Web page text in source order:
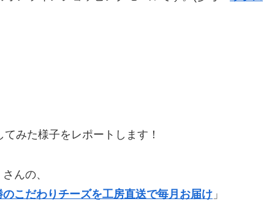
みた様子をレポートします！
さんの、
こだわりチーズを工房直送で毎月お届け 」